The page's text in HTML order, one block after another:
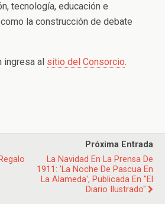
tecnología, educación e
la construcción de debate
ingresa al sitio del Consorcio.
Próxima Entrada
La Navidad En La Prensa De
1911: 'La Noche De Pascua En
La Alameda', Publicada En "El
Diario Ilustrado"